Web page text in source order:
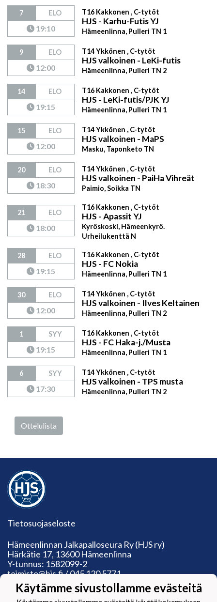
7 ELO
19:10
T16 Kakkonen , C-tytöt
HJS - Karhu-Futis YJ
Hämeenlinna, Pulleri TN 1
9 ELO
12:00
T14 Ykkönen , C-tytöt
HJS valkoinen - LeKi-futis
Hämeenlinna, Pulleri TN 2
14 ELO
19:15
T16 Kakkonen , C-tytöt
HJS - LeKi-futis/PJK YJ
Hämeenlinna, Pulleri TN 1
15 ELO
12:00
T14 Ykkönen , C-tytöt
HJS valkoinen - MaPS
Masku, Taponketo TN
20 ELO
18:30
T14 Ykkönen , C-tytöt
HJS valkoinen - PaiHa Vihreät
Paimio, Soikka TN
21 ELO
18:00
T16 Kakkonen , C-tytöt
HJS - Apassit YJ
Kyröskoski, Hämeenkyrö.
Urheilukenttä N
28 ELO
19:15
T16 Kakkonen , C-tytöt
HJS - FC Nokia
Hämeenlinna, Pulleri TN 1
30 ELO
12:00
T14 Ykkönen , C-tytöt
HJS valkoinen - Ilves Keltainen
Hämeenlinna, Pulleri TN 2
1 SYY
19:15
T16 Kakkonen , C-tytöt
HJS - FC Haka-j./Musta
Hämeenlinna, Pulleri TN 1
6 SYY
17:30
T14 Ykkönen , C-tytöt
HJS valkoinen - TPS musta
Hämeenlinna, Pulleri TN 2
Ottelulista
Tietosuojaseloste
Hämeenlinnan Jalkapalloseura Ry (HJS ry)
Härkätie 17, 13600 Hämeenlinna
Y-tunnus: 1582099-2
toimisto@hjs.fi / 045 120 5771
Toimiston aukioloajat:
Ma: suljettu
Käytämme sivustollamme evästeitä